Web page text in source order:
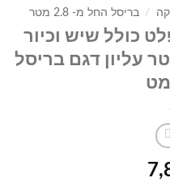
/ בריסל החל מ- 2.8 מטר
כולל שיש וכיור
תחתון + 2.8 מטר עליון דגם בריסל